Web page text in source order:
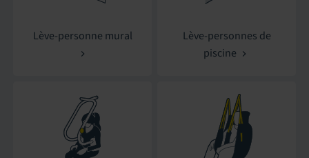
Lève-personne mural
Lève-personnes de
piscine